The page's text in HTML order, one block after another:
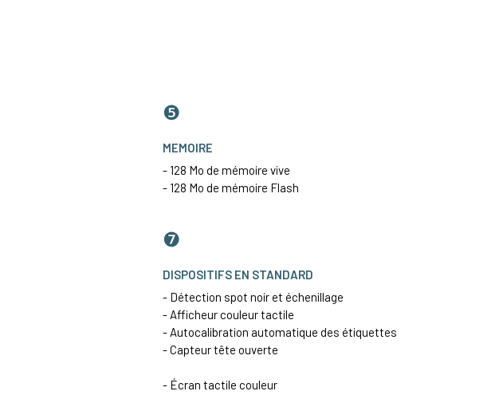
❺
MEMOIRE
- 128 Mo de mémoire vive
- 128 Mo de mémoire Flash
❼
DISPOSITIFS EN STANDARD
- Détection spot noir et échenillage
- Afficheur couleur tactile
- Autocalibration automatique des étiquettes
- Capteur tête ouverte
- Écran tactile couleur